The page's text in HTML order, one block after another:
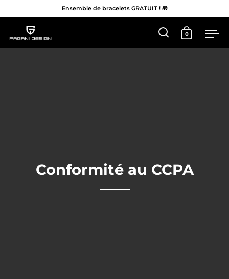
Ensemble de bracelets GRATUIT ! 🎁
OuvrirOuvrir le
0
Conformité au CCPA